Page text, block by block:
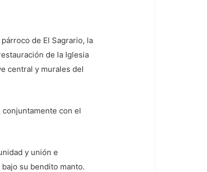
de El Sagrario, la
de la Iglesia
central y murales del
con el
y unión e
su bendito manto.